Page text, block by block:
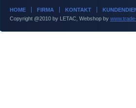
HOME FIRMA KONTAKT
Copyright @2010 by LETAC, Webshop by